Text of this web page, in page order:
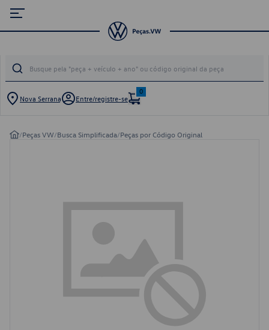
Nova Serrana Entre/registre-se
0
/Peças VW/Busca Simplificada/Peças por Código Original